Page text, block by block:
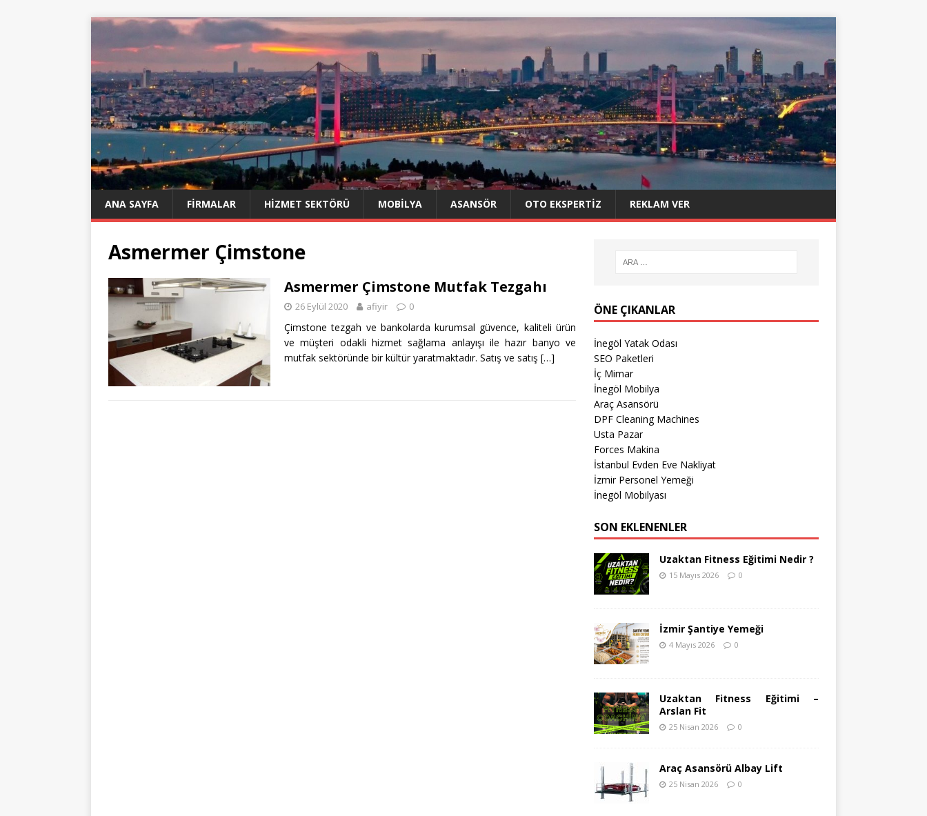
ANA SAYFA FIRMALAR HIZMET SEKTÖRÜ MOBILYA ASANSÖR OTO EKSPERTIZ REKLAM VER
Asmermer Çimstone
Asmermer Çimstone Mutfak Tezgahı
26 Eylül 2020 afiyir 0
Çimstone tezgah ve bankolarda kurumsal güvence, kaliteli ürün
ve müşteri odakli hizmet sağlama anlayışı ile hazır banyo ve
mutfak sektöründe bir kültür yaratmaktadır. Satış ve satış […]
ÖNE ÇIKANLAR
İnegöl Yatak Odası
SEO Paketleri
İç Mimar
İnegöl Mobilya
Araç Asansörü
DPF Cleaning Machines
Usta Pazar
Forces Makina
İstanbul Evden Eve Nakliyat
İzmir Personel Yemeği
İnegöl Mobilyası
SON EKLENENLER
Uzaktan Fitness Eğitimi Nedir ?
15 Mayıs 2026 0
İzmir Şantiye Yemeği
4 Mayıs 2026 0
Uzaktan Fitness Eğitimi –
Arslan Fit
25 Nisan 2026 0
Araç Asansörü Albay Lift
25 Nisan 2026 0